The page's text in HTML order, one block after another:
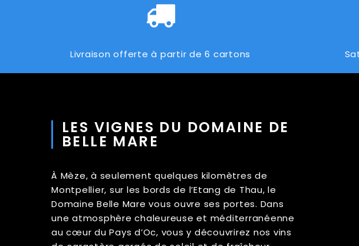
Livraison offerte à partir de 6 cartons
LES VIGNES DU DOMAINE DE
BELLE MARE
À Mèze, à seulement quelques kilomètres de
Montpellier, sur les bords de l’Etang de Thau, le
Domaine Belle Mare vous ouvre ses portes. Dans
une atmosphère chaleureuse et méditerranéenne
au cœur du Pays d’Oc, vous y découvrirez nos vins